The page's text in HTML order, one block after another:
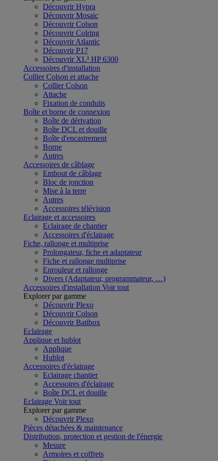
Découvrir Hypra
Découvrir Mosaic
Découvrir Colson
Découvrir Colring
Découvrir Atlantic
Découvrir P17
Découvrir XL³ HP 6300
Accessoires d'installation
Collier Colson et attache
Collier Colson
Attache
Fixation de conduits
Boîte et borne de connexion
Boîte de dérivation
Boîte DCL et douille
Boîte d'encastrement
Borne
Autres
Accessoires de câblage
Embout de câblage
Bloc de jonction
Mise à la terre
Autres
Accessoires télévision
Eclairage et accessoires
Eclairage de chantier
Accessoires d'éclairage
Fiche, rallonge et multiprise
Prolongateur, fiche et adaptateur
Fiche et rallonge multiprise
Enrouleur et rallonge
Divers (Adaptateur, programmateur, …)
Accessoires d'installation Voir tout
Explorer par gamme
Découvrir Plexo
Découvrir Colson
Découvrir Batibox
Eclairage
Applique et hublot
Applique
Hublot
Accessoires d'éclairage
Eclairage chantier
Accessoires d'éclairage
Boîte DCL et douille
Eclairage Voir tout
Explorer par gamme
Découvrir Plexo
Pièces détachées & maintenance
Distribution, protection et gestion de l'énergie
Mesure
Armoires et coffrets